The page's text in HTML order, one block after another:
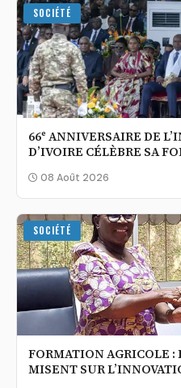
SOCIÉTÉ
66ᵉ ANNIVERSAIRE DE
D’IVOIRE CÉLÈBRE SA
08 Août 2026
SOCIÉTÉ
FORMATION AGRICOLE :
MISENT SUR